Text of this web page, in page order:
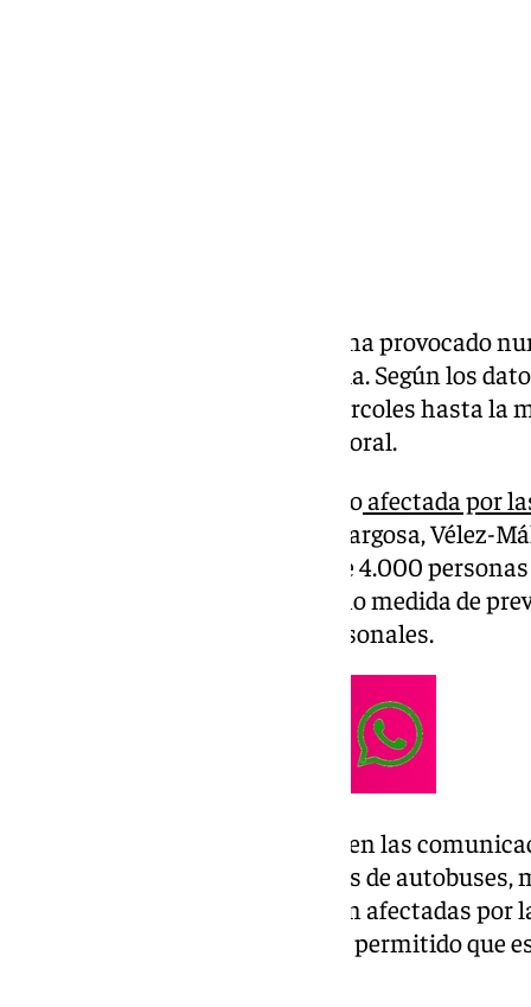
El paso de la DANA por Málaga ha provocado
diferentes puntos de la provincia. Según los
, desde la madrugada del miércoles hasta la
atendido 927 avisos por el temporal.
Casi toda la provincia se ha vistoafectada por
más afectados han sido Benamargosa, Vélez-
Costa del Sol y la capital. Más de 4.000
desalojadas de sus hogares como medida de
no hay que lamentar daños personales.
La DANA provocó afectaciones en las
fueron suspendidos los servicios de autobuses,
más de 3.000 personas se vieron afectadas por
día de hoy, el cese de la lluvia ha permitido